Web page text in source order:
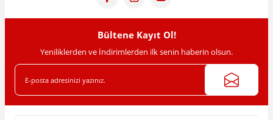
Bültene Kayıt Ol!
Yeniliklerden ve İndirimlerden ilk senin haberin olsun.